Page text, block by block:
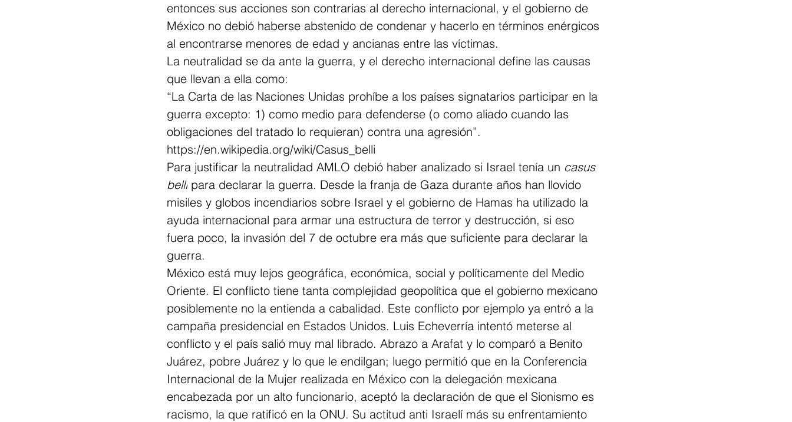
entonces sus acciones son contrarias al derecho internacional, y el gobierno de
México no debió haberse abstenido de condenar y hacerlo en términos enérgicos
al encontrarse menores de edad y ancianas entre las víctimas.
La neutralidad se da ante la guerra, y el derecho internacional define las causas
que llevan a ella como:
“La Carta de las Naciones Unidas prohíbe a los países signatarios participar en la
guerra excepto: 1) como medio para defenderse (o como aliado cuando las
obligaciones del tratado lo requieran) contra una agresión”.
https://en.wikipedia.org/wiki/Casus_belli
Para justificar la neutralidad AMLO debió haber analizado si Israel tenía un casus
belli para declarar la guerra. Desde la franja de Gaza durante años han llovido
misiles y globos incendiarios sobre Israel y el gobierno de Hamas ha utilizado la
ayuda internacional para armar una estructura de terror y destrucción, si eso
fuera poco, la invasión del 7 de octubre era más que suficiente para declarar la
guerra.
México está muy lejos geográfica, económica, social y políticamente del Medio
Oriente. El conflicto tiene tanta complejidad geopolítica que el gobierno mexicano
posiblemente no la entienda a cabalidad. Este conflicto por ejemplo ya entró a la
campaña presidencial en Estados Unidos. Luis Echeverría intentó meterse al
conflicto y el país salió muy mal librado. Abrazo a Arafat y lo comparó a Benito
Juárez, pobre Juárez y lo que le endilgan; luego permitió que en la Conferencia
Internacional de la Mujer realizada en México con la delegación mexicana
encabezada por un alto funcionario, aceptó la declaración de que el Sionismo es
racismo, la que ratificó en la ONU. Su actitud anti Israelí más su enfrentamiento